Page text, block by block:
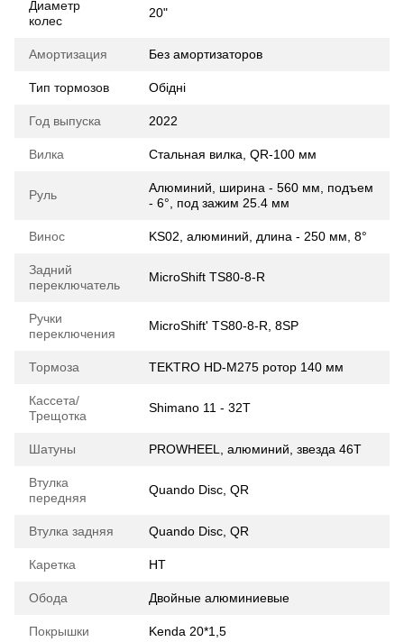
Диаметр
колес
20"
Амортизация Без амортизаторов
Тип тормозов Обідні
Год выпуска 2022
Вилка Стальная вилка, QR-100 мм
Руль
Алюминий, ширина - 560 мм, подъем
- 6°, под зажим 25.4 мм
Винос KS02, алюминий, длина - 250 мм, 8°
Задний
переключатель
MicroShift TS80-8-R
Ручки
переключения
MicroShift' TS80-8-R, 8SP
Тормоза TEKTRO HD-M275 ротор 140 мм
Кассета/
Трещотка
Shimano 11 - 32T
Шатуны PROWHEEL, алюминий, звезда 46T
Втулка
передняя
Quando Disc, QR
Втулка задняя Quando Disc, QR
Каретка HT
Обода Двойные алюминиевые
Покрышки Kenda 20*1,5